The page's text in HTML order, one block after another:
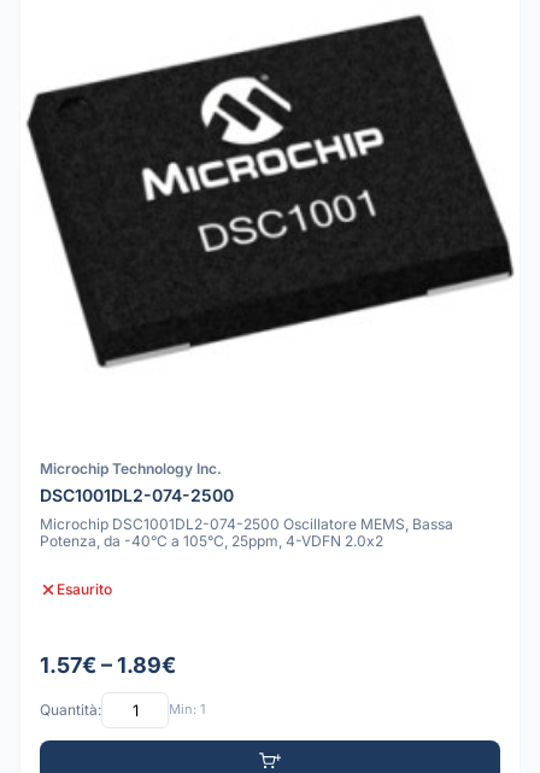
Microchip Technology Inc.
DSC1001DL2-074-2500
Microchip DSC1001DL2-074-2500 Oscillatore MEMS, Bassa
Potenza, da -40°C a 105°C, 25ppm, 4-VDFN 2.0x2
Esaurito
1.57€ – 1.89€
Quantità: Min: 1